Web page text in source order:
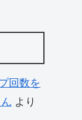
回数を
より